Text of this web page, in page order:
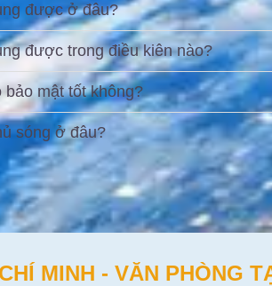
được ở đâu?
được trong điều kiên nào?
mật tốt không?
sóng ở đâu?
MINH - VĂN PHÒNG